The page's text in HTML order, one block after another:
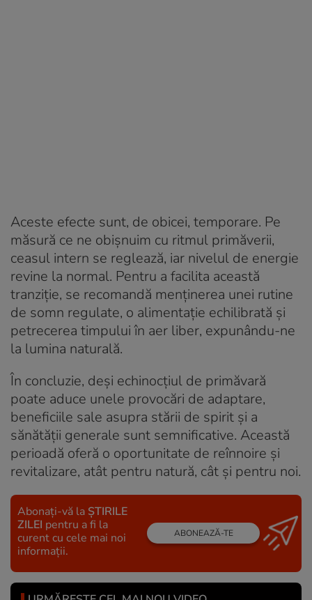
Aceste efecte sunt, de obicei, temporare. Pe
măsură ce ne obișnuim cu ritmul primăverii,
ceasul intern se reglează, iar nivelul de energie
revine la normal. Pentru a facilita această
tranziție, se recomandă menținerea unei rutine
de somn regulate, o alimentație echilibrată și
petrecerea timpului în aer liber, expunându-ne
la lumina naturală.
În concluzie, deși echinocțiul de primăvară
poate aduce unele provocări de adaptare,
beneficiile sale asupra stării de spirit și a
sănătății generale sunt semnificative. Această
perioadă oferă o oportunitate de reînnoire și
revitalizare, atât pentru natură, cât și pentru noi.
Abonați-vă la ȘTIRILE
ZILEI pentru a fi la
curent cu cele mai noi
informații.
ABONEAZĂ-TE